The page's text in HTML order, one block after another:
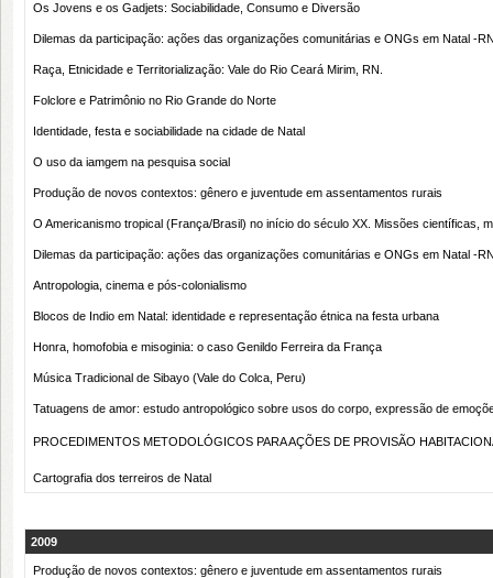
Os Jovens e os Gadjets: Sociabilidade, Consumo e Diversão
Dilemas da participação: ações das organizações comunitárias e ONGs em Natal -
Raça, Etnicidade e Territorialização: Vale do Rio Ceará Mirim, RN.
Folclore e Patrimônio no Rio Grande do Norte
Identidade, festa e sociabilidade na cidade de Natal
O uso da iamgem na pesquisa social
Produção de novos contextos: gênero e juventude em assentamentos rurais
O Americanismo tropical (França/Brasil) no início do século XX. Missões científicas,
Dilemas da participação: ações das organizações comunitárias e ONGs em Natal -
Antropologia, cinema e pós-colonialismo
Blocos de Indio em Natal: identidade e representação étnica na festa urbana
Honra, homofobia e misoginia: o caso Genildo Ferreira da França
Música Tradicional de Sibayo (Vale do Colca, Peru)
Tatuagens de amor: estudo antropológico sobre usos do corpo, expressão de
PROCEDIMENTOS METODOLÓGICOS PARA AÇÕES DE PROVISÃO
Cartografia dos terreiros de Natal
2009
Produção de novos contextos: gênero e juventude em assentamentos rurais